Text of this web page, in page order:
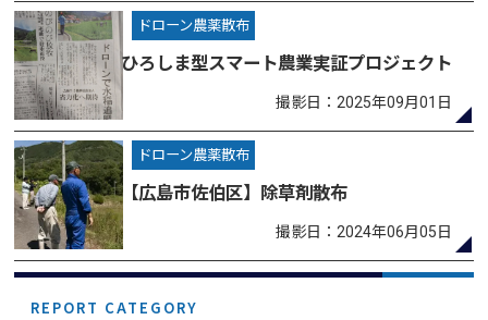
ドローン農薬散布
撮影日：2025年09月01日
ひろしま型スマート農業実証プロジェクト
ドローン農薬散布
撮影日：2024年06月05日
【広島市佐伯区】除草剤散布
REPORT CATEGORY